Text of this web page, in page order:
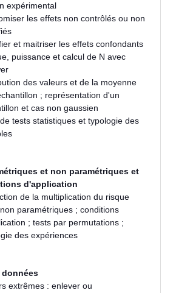
expérimental
les effets non contrôlés ou non
et maitriser les effets confondants
puissance et calcul de N avec
des valeurs et de la moyenne
; représentation d'un
et cas non gaussien
tests statistiques et typologie des
et non paramétriques et
d'application
de la multiplication du risque
paramétriques ; conditions
; tests par permutations ;
des expériences
données
extrêmes : enlever ou